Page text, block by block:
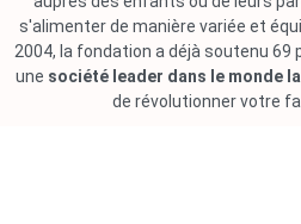
s'alimenter de manière variée et
2004, la fondation a déjà soutenu 69
une société leader dans le monde
de révolutionner votre